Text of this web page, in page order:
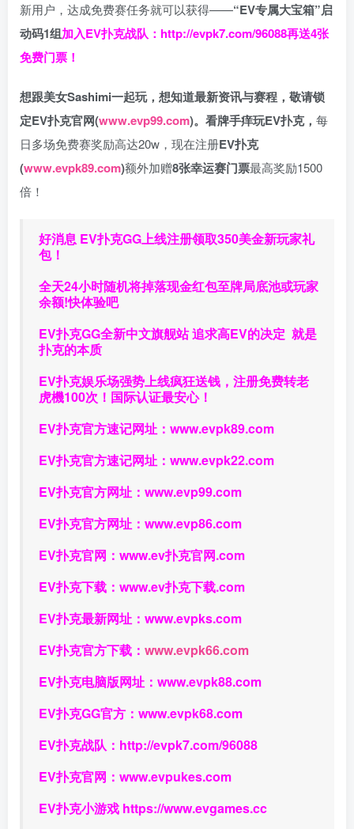
新用户，达成免费赛任务就可以获得——“EV专属大宝箱”启
动码1组加入EV扑克战队： http://evpk7.com/96088再送4张
免费门票！
想跟美女Sashimi一起玩， 想知道最新资讯与赛程， 敬请锁
定EV扑克官网(www.evp99.com)。 看牌手痒玩EV扑克， 每
日多场免费赛奖励高达20w，现在注册EV扑克
(www.evpk89.com)额外加赠8张幸运赛门票最高奖励1500
倍！
好消息 EV扑克GG上线注册领取350美金新玩家礼
包！
全天24小时随机将掉落现金红包至牌局底池或玩家
余额!快体验吧
EV扑克GG全新中文旗舰站追求高EV的决定 就是
扑克的本质
EV扑克娱乐场强势上线疯狂送钱，注册免费转老
虎機100次！国际认证最安心！
EV扑克官方速记网址： www.evpk89.com
EV扑克官方速记网址： www.evpk22.com
EV扑克官方网址： www.evp99.com
EV扑克官方网址： www.evp86.com
EV扑克官网： www.ev扑克官网.com
EV扑克下载： www.ev扑克下载.com
EV扑克最新网址： www.evpks.com
EV扑克官方下载： www.evpk66.com
EV扑克电脑版网址： www.evpk88.com
EV扑克GG官方： www.evpk68.com
EV扑克战队： http://evpk7.com/96088
EV扑克官网： www.evpukes.com
EV扑克小游戏 https://www.evgames.cc